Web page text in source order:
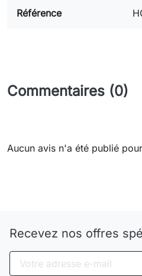
Référence
Commentaires (0)
Aucun avis n'a été publié
Recevez nos offres